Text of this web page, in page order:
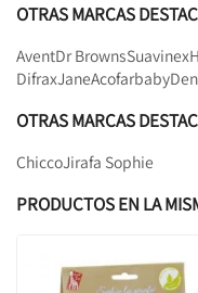
OTRAS MARCAS
AventDr BrownsSuavinex
DifraxJaneAcofarbaby
OTRAS MARCAS
ChiccoJirafa Sophie
PRODUCTOS EN LA